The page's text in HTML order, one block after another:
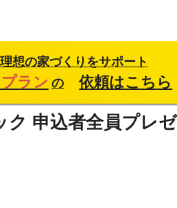
想の家づくりをサポート
ラン の 依頼はこちら